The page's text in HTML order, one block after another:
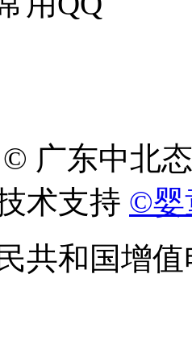
广东中北
术支持 ©婴
共和国增